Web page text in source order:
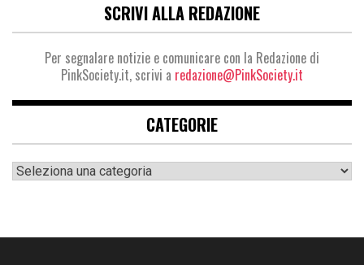
SCRIVI ALLA REDAZIONE
Per segnalare notizie e comunicare con la Redazione di
PinkSociety.it, scrivi a redazione@PinkSociety.it
CATEGORIE
Categorie